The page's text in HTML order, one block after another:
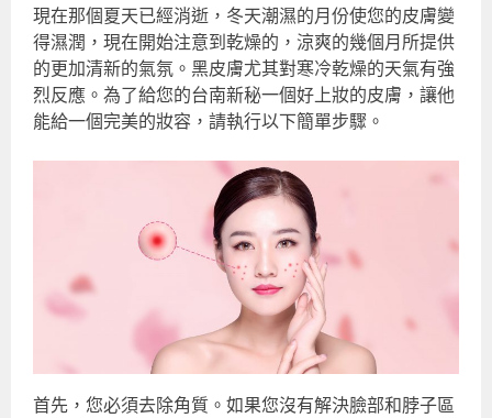
現在那個夏天已經消逝，冬天潮濕的月份使您的皮膚變
得濕潤，現在開始注意到乾燥的，涼爽的幾個月所提供
的更加清新的氣氛。黑皮膚尤其對寒冷乾燥的天氣有強
烈反應。為了給您的台南新秘一個好上妝的皮膚，讓他
能給一個完美的妝容，請執行以下簡單步驟。
首先，您必須去除角質。如果您沒有解決臉部和脖子區